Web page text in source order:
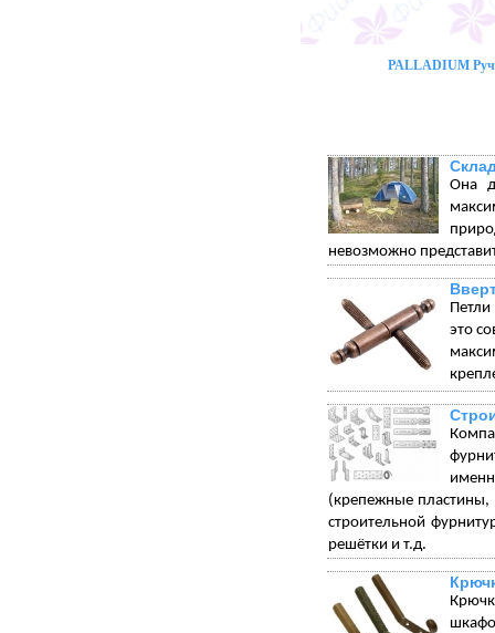
PALLADIUM
Она
невозможно
это
(крепежные пластины,
строительной
решётки и т.д.